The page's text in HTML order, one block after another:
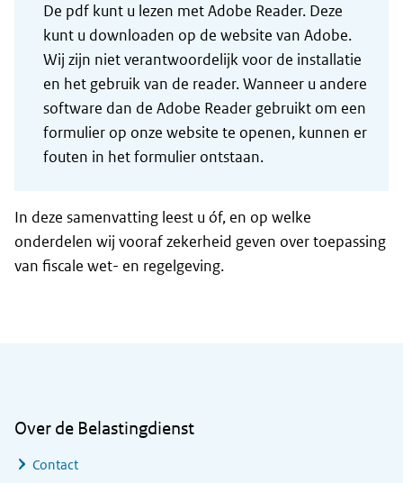
De pdf kunt u lezen met Adobe Reader. Deze
kunt u downloaden op de website van Adobe.
Wij zijn niet verantwoordelijk voor de installatie
en het gebruik van de reader. Wanneer u andere
software dan de Adobe Reader gebruikt om een
formulier op onze website te openen, kunnen er
fouten in het formulier ontstaan.
In deze samenvatting leest u óf, en op welke
onderdelen wij vooraf zekerheid geven over toepassing
van fiscale wet- en regelgeving.
Over de Belastingdienst
Contact